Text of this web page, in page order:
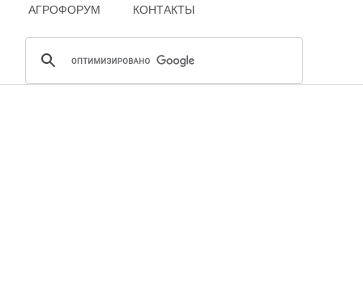
АГРОФОРУМ КОНТАКТЫ